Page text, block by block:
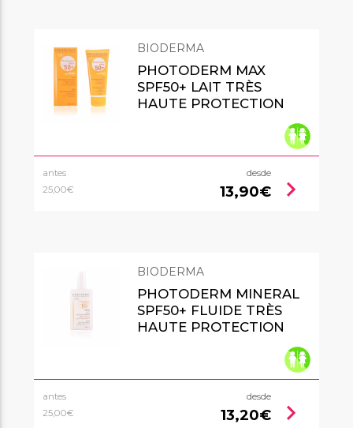
BIODERMA
PHOTODERM MAX
SPF50+ LAIT TRÈS
HAUTE PROTECTION
antes
25,00€
desde
13,90€ chevron_right
BIODERMA
PHOTODERM MINERAL
SPF50+ FLUIDE TRÈS
HAUTE PROTECTION
antes
25,00€
desde
13,20€ chevron_right